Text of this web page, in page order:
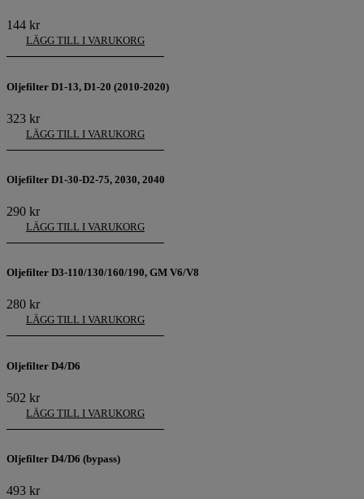
144 kr
LÄGG TILL I VARUKORG
Oljefilter D1-13, D1-20 (2010-2020)
323 kr
LÄGG TILL I VARUKORG
Oljefilter D1-30-D2-75, 2030, 2040
290 kr
LÄGG TILL I VARUKORG
Oljefilter D3-110/130/160/190, GM V6/V8
280 kr
LÄGG TILL I VARUKORG
Oljefilter D4/D6
502 kr
LÄGG TILL I VARUKORG
Oljefilter D4/D6 (bypass)
493 kr